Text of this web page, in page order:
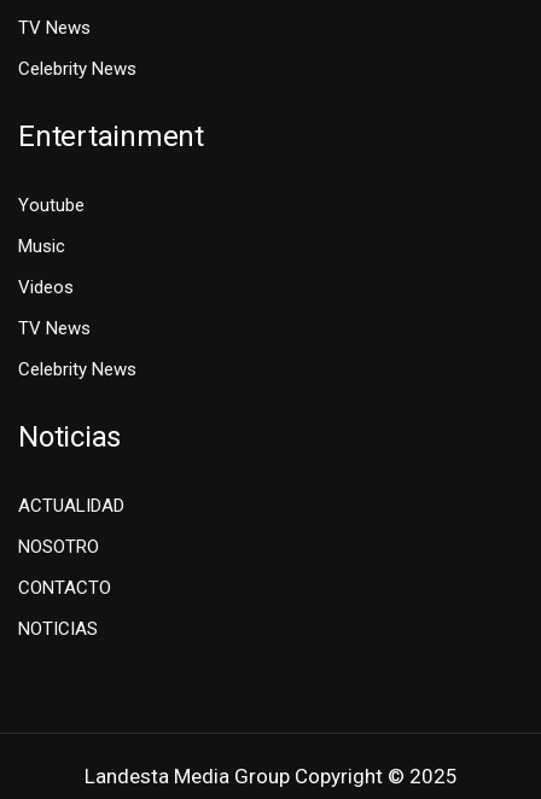
TV News
Celebrity News
Entertainment
Youtube
Music
Videos
TV News
Celebrity News
Noticias
ACTUALIDAD
NOSOTRO
CONTACTO
NOTICIAS
Landesta Media Group Copyright © 2025